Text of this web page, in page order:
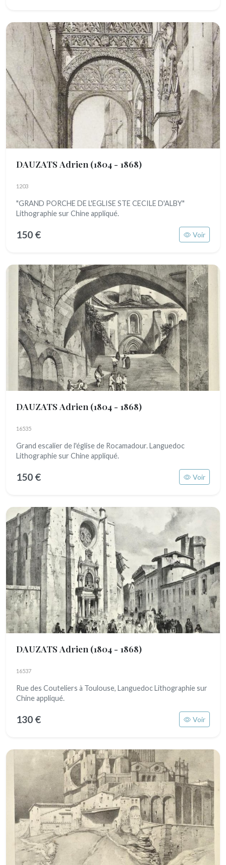
DAUZATS Adrien (1804 - 1868)
1203
"GRAND PORCHE DE L'EGLISE STE CECILE D'ALBY"
Lithographie sur Chine appliqué.
150 € Voir
DAUZATS Adrien (1804 - 1868)
16535
Grand escalier de l'église de Rocamadour. Languedoc
Lithographie sur Chine appliqué.
150 € Voir
DAUZATS Adrien (1804 - 1868)
16537
Rue des Couteliers à Toulouse, Languedoc Lithographie sur
Chine appliqué.
130 € Voir